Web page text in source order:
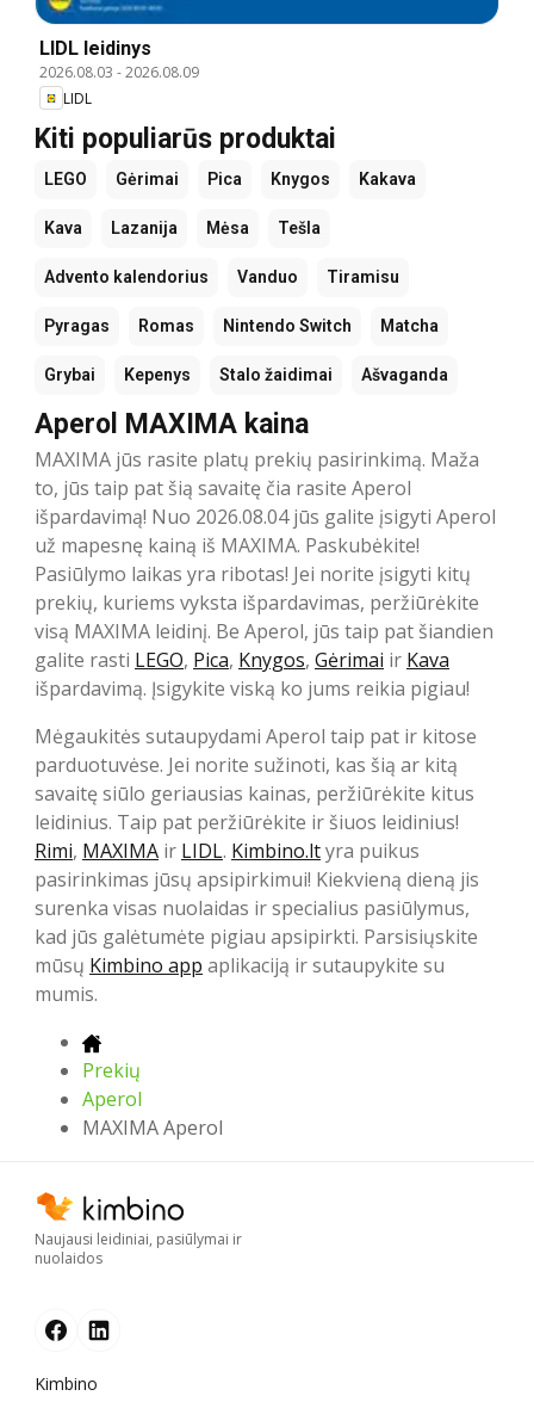
LIDL leidinys
2026.08.03 -2026.08.09
LIDL
Kiti populiarūs produktai
LEGO Gėrimai Pica Knygos Kakava
Kava Lazanija Mėsa Tešla
Advento kalendorius Vanduo Tiramisu
Pyragas Romas Nintendo Switch Matcha
Grybai Kepenys Stalo žaidimai Ašvaganda
Aperol MAXIMA kaina
MAXIMA jūs rasite platų prekių pasirinkimą. Maža
to, jūs taip pat šią savaitę čia rasite Aperol
išpardavimą! Nuo 2026.08.04 jūs galite įsigyti Aperol
už mapesnę kainą iš MAXIMA. Paskubėkite!
Pasiūlymo laikas yra ribotas! Jei norite įsigyti kitų
prekių, kuriems vyksta išpardavimas, peržiūrėkite
visą MAXIMA leidinį. Be Aperol, jūs taip pat šiandien
galite rasti LEGO, Pica, Knygos, Gėrimai ir Kava
išpardavimą. Įsigykite viską ko jums reikia pigiau!
Mėgaukitės sutaupydami Aperol taip pat ir kitose
parduotuvėse. Jei norite sužinoti, kas šią ar kitą
savaitę siūlo geriausias kainas, peržiūrėkite kitus
leidinius. Taip pat peržiūrėkite ir šiuos leidinius!
Rimi, MAXIMA ir LIDL. Kimbino.ltyra puikus
pasirinkimas jūsų apsipirkimui! Kiekvieną dieną jis
surenka visas nuolaidas ir specialius pasiūlymus,
kad jūs galėtumėte pigiau apsipirkti. Parsisiųskite
mūsų Kimbino app aplikaciją ir sutaupykite su
mumis.
Prekių
Aperol
MAXIMA Aperol
Naujausi leidiniai, pasiūlymai ir
nuolaidos
Kimbino